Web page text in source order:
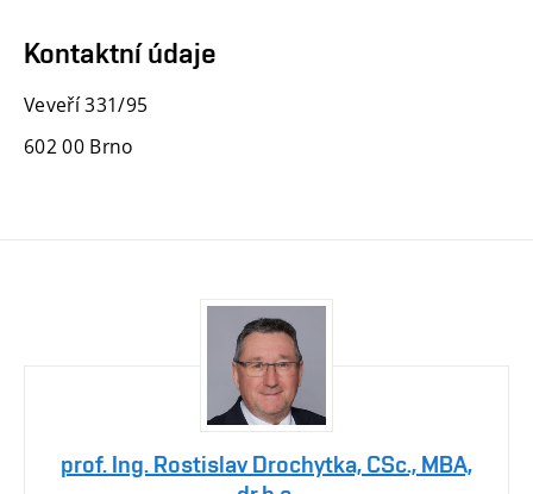
Kontaktní údaje
Veveří 331/95
602 00 Brno
prof. Ing. Rostislav Drochytka, CSc., MBA,